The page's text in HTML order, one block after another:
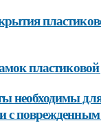
необходимы
с